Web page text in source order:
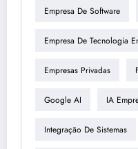
Empresa De Software
Empresa De Tecnologia
Empresas Privadas
Google AI IA
Integração De Sistemas